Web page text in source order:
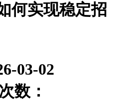
何实现稳定招
03-02
数：